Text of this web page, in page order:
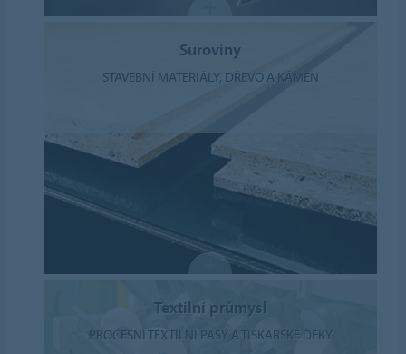
Suroviny
STAVEBNÍ MATERIÁLY, DŘEVO A KÁMEN
Textilní průmysl
PROCESNÍ TEXTILNÍ PÁSY A TISKAŘSKÉ DEKY